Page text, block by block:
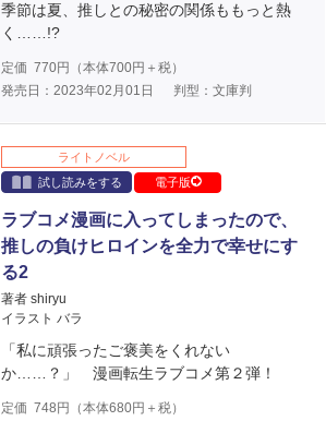
季節は夏、推しとの秘密の関係ももっと熱
く……!?
定価 770円（本体700円＋税）
発売日：2023年02月01日
判型：文庫判
ライトノベル
試し読みをする
電子版
ラブコメ漫画に入ってしまったので、
推しの負けヒロインを全力で幸せにす
る2
著者 shiryu
イラスト バラ
「私に頑張ったご褒美をくれない
か……？」 漫画転生ラブコメ第２弾！
定価 748 円（本体680円＋税）